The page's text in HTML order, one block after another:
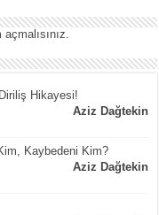
.
Hikayesi!
Aziz Dağtekin
Kaybedeni Kim?
Aziz Dağtekin